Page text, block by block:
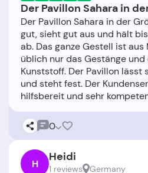
Der Pavillon Sahara in
Der Pavillon Sahara in der
gut, sieht gut aus und hält
ab. Das ganze Gestell ist
üblich nur das Gestänge
Kunststoff. Der Pavillon lässt
und steht fest. Der
0
H Heidi
1 reviews Germany